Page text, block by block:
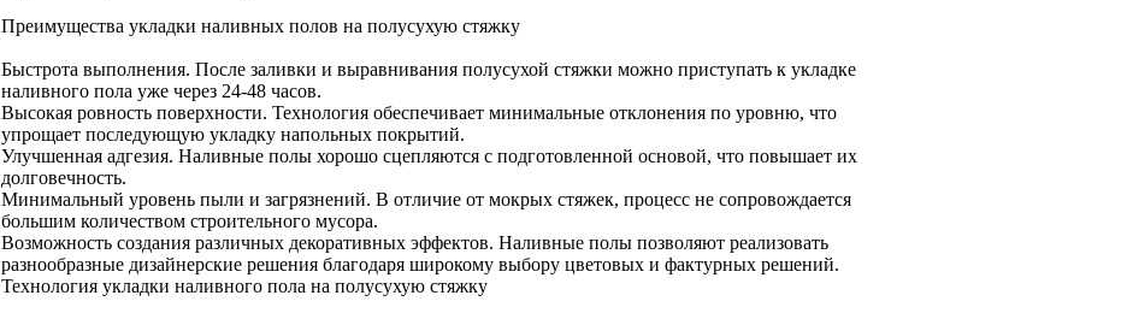
Преимущества укладки наливных полов на полусухую стяжку
Быстрота выполнения. После заливки и выравнивания полусухой стяжки можно приступать к укладке
наливного пола уже через 24-48 часов.
Высокая ровность поверхности. Технология обеспечивает минимальные отклонения по уровню, что
упрощает последующую укладку напольных покрытий.
Улучшенная адгезия. Наливные полы хорошо сцепляются с подготовленной основой, что повышает их
долговечность.
Минимальный уровень пыли и загрязнений. В отличие от мокрых стяжек, процесс не сопровождается
большим количеством строительного мусора.
Возможность создания различных декоративных эффектов. Наливные полы позволяют реализовать
разнообразные дизайнерские решения благодаря широкому выбору цветовых и фактурных решений.
Технология укладки наливного пола на полусухую стяжку